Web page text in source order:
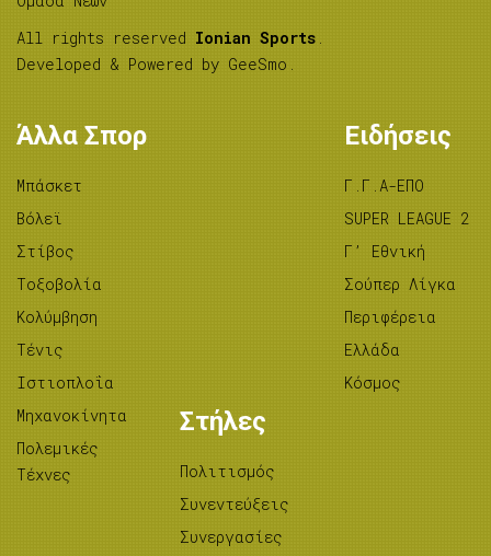
All rights reserved Ionian Sports .
Developed & Powered by GeeSmo .
Άλλα Σπορ
Μπάσκετ
Βόλεϊ
Στίβος
Tοξοβολία
Κολύμβηση
Τένις
Ιστιοπλοΐα
Μηχανοκίνητα
Πολεμικές
Τέχνες
Ειδήσεις
Γ.Γ.Α-ΕΠΟ
SUPER LEAGUE 2
Γ’ Εθνική
Σούπερ Λίγκα
Περιφέρεια
Ελλάδα
Κόσμος
Στήλες
Πολιτισμός
Συνεντεύξεις
Συνεργασίες